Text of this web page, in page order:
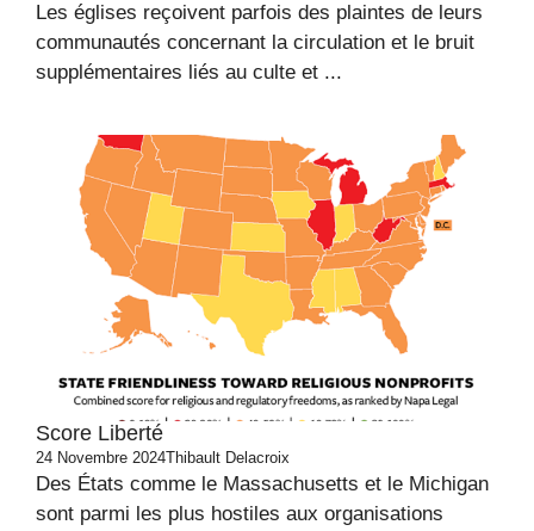
Les églises reçoivent parfois des plaintes de leurs
communautés concernant la circulation et le bruit
supplémentaires liés au culte et ...
Score Liberté
24 Novembre 2024Thibault Delacroix
Des États comme le Massachusetts et le Michigan
sont parmi les plus hostiles aux organisations